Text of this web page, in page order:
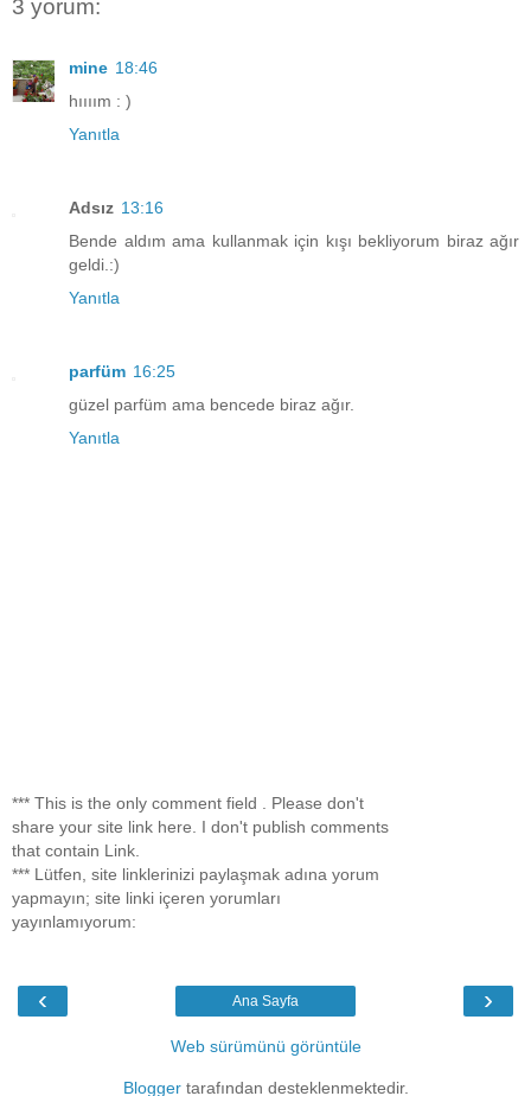
3 yorum:
mine 18:46
hıııım : )
Yanıtla
Adsız 13:16
Bende aldım ama kullanmak için kışı bekliyorum biraz ağır
geldi.:)
Yanıtla
parfüm 16:25
güzel parfüm ama bencede biraz ağır.
Yanıtla
*** This is the only comment field . Please don't
share your site link here. I don't publish comments
that contain Link.
*** Lütfen, site linklerinizi paylaşmak adına yorum
yapmayın; site linki içeren yorumları
yayınlamıyorum:
‹ ›
Ana Sayfa
Web sürümünü görüntüle
Bloggertarafından desteklenmektedir.